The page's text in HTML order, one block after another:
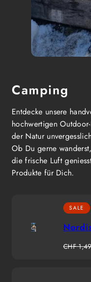
Camping
Entdecke unsere
hochwertigen
der Natur
Ob Du gerne
die frische Luft
Produkte für Dich.
SALE
CHF